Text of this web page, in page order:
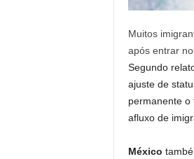
Muitos
após entrar
Segundo
ajuste de
permanente o
afluxo de
México